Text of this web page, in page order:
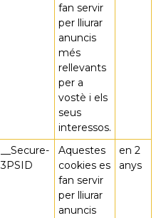
fan servir
per lliurar
anuncis
més
rellevants
per a
vostè i els
seus
interessos.
__Secure-
3PSID
Aquestes
cookies es
fan servir
per lliurar
anuncis
en 2
anys